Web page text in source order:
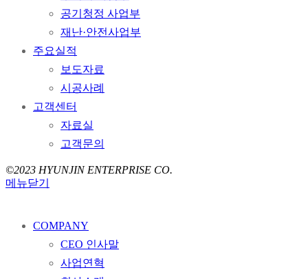
공기청정 사업부
재난·안전사업부
주요실적
보도자료
시공사례
고객센터
자료실
고객문의
©2023 HYUNJIN ENTERPRISE CO.
메뉴닫기
COMPANY
CEO 인사말
사업연혁